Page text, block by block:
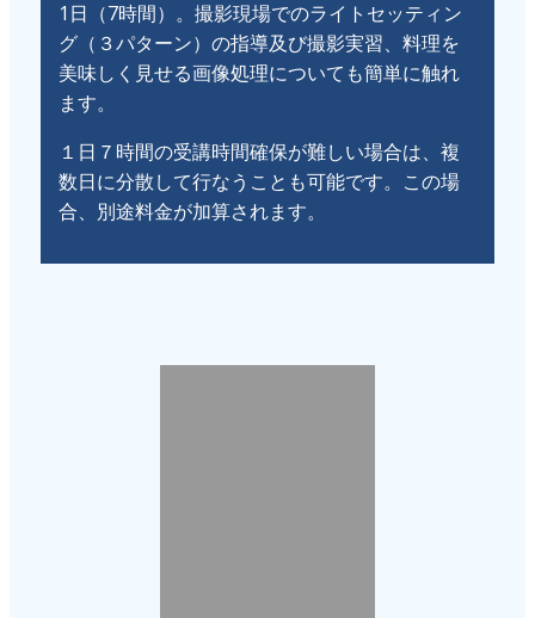
1日（7時間）。撮影現場でのライトセッティン
グ（３パターン）の指導及び撮影実習、料理を
美味しく見せる画像処理についても簡単に触れ
ます。
１日７時間の受講時間確保が難しい場合は、複
数日に分散して行なうことも可能です。この場
合、別途料金が加算されます。